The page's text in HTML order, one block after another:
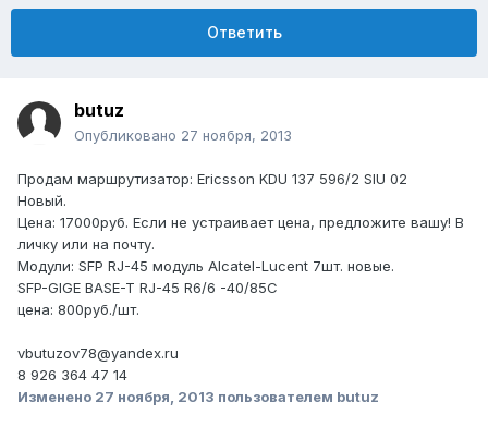
Ответить
butuz
Опубликовано 27 ноября, 2013
Продам маршрутизатор: Ericsson KDU 137 596/2 SIU 02
Новый.
Цена: 17000руб. Если не устраивает цена, предложите вашу! В
личку или на почту.
Модули: SFP RJ-45 модуль Alcatel-Lucent 7шт. новые.
SFP-GIGE BASE-T RJ-45 R6/6 -40/85C
цена: 800руб./шт.
vbutuzov78@yandex.ru
8 926 364 47 14
Изменено 27 ноября, 2013 пользователем butuz